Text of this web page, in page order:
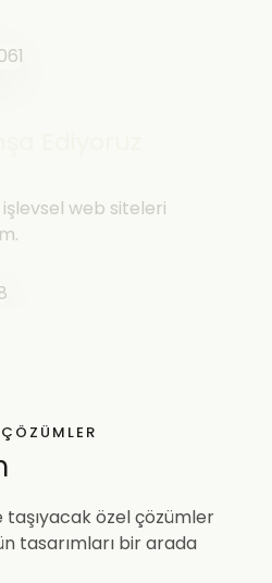
işlevsel web siteleri
taşıyacak özel çözümler
tasarımları bir arada